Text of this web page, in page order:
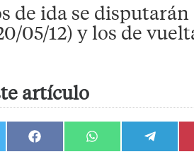
de ida se
05/12) y los de
artículo
Compartir
en
Compartir
en
Compartir
en